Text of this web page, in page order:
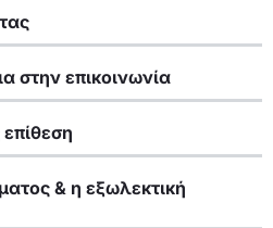
στην επικοινωνία
& η εξωλεκτική